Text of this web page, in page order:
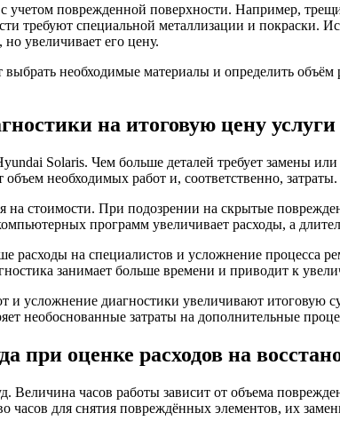
учетом поврежденной поверхности. Например,
требуют специальной металлизации и покраски.
но увеличивает его цену.
необходимые материалы и определить
на итоговую цену услуги
Solaris. Чем больше деталей требует замены
необходимых работ и, соответственно, затраты.
стоимости. При подозрении на скрытые
программ увеличивает расходы, а
на специалистов и усложнение процесса
занимает больше времени и приводит к
и усложнение диагностики увеличивают итоговую
необоснованные затраты на дополнительные
при оценке расходов на
Величина часов работы зависит от объема
часов для снятия повреждённых элементов, их